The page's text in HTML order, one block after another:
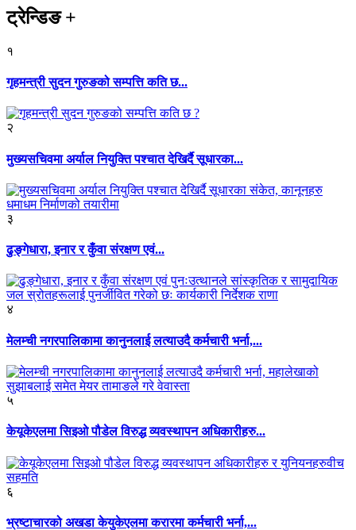
ट्रेन्डिङ+
१
गृहमन्त्री सुदन गुरुङको सम्पत्ति कति छ...
२
मुख्यसचिवमा अर्याल नियुक्ति पश्चात देखिर्दै सूधारका...
३
ढुङ्गेधारा, इनार र कुँवा संरक्षण एवं...
४
मेलम्ची नगरपालिकामा कानुनलाई लत्याउदै कर्मचारी भर्ना,...
५
केयूकेएलमा सिइओ पौडेल विरुद्ध व्यवस्थापन अधिकारीहरु...
६
भ्रष्टाचारको अखडा केयुकेएलमा करारमा कर्मचारी भर्ना,...